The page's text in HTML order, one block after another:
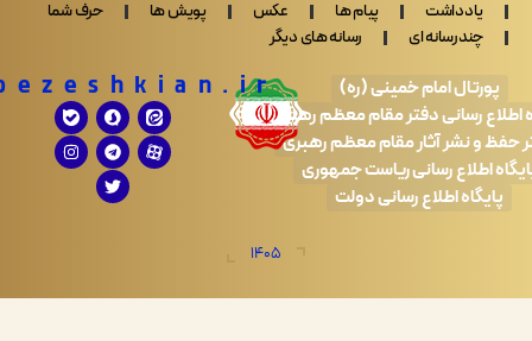
پیام ها عکس پویش ها
حرف شما
ای
رسانه های دیگر
امام خمینی (ره)
رسانی دفتر مقام معظم رهبری
آثار مقام معظم رهبری
رسانی ریاست جمهوری
اطلاع رسانی دولت
Drpezeshkian.ir